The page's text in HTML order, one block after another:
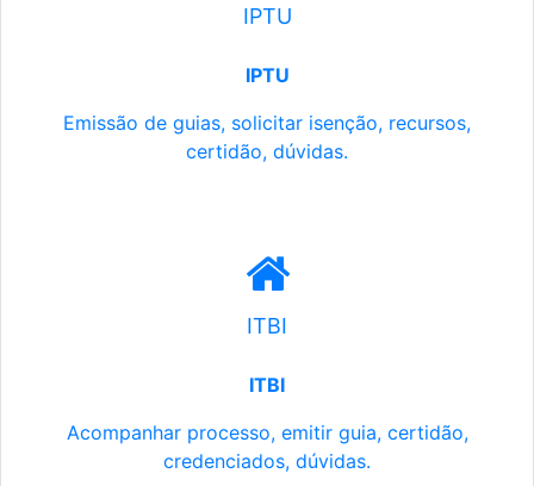
IPTU
IPTU
Emissão de guias, solicitar isenção, recursos,
certidão, dúvidas.
ITBI
ITBI
Acompanhar processo, emitir guia, certidão,
credenciados, dúvidas.